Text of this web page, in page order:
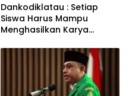
Dankodiklatau : Setiap
Siswa Harus Mampu
Menghasilkan Karya
Intelektual